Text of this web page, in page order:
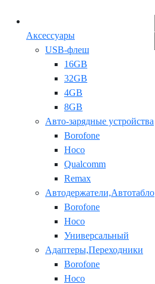
Аксессуары
USB-флеш
16GB
32GB
4GB
8GB
Авто-зарядные устройства
Borofone
Hoco
Qualcomm
Remax
Автодержатели,Автотабло
Borofone
Hoco
Универсальный
Адаптеры,Переходники
Borofone
Hoco